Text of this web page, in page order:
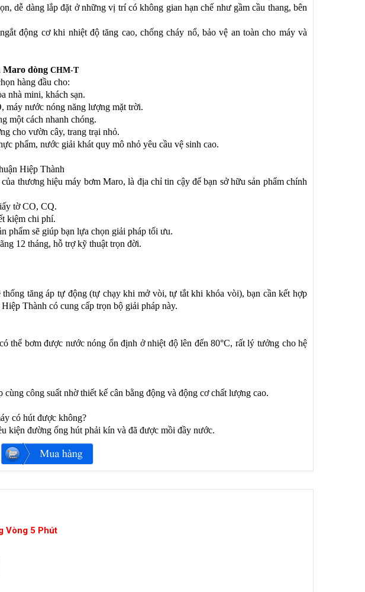
dễ dàng lắp đặt ở những vị trí có không gian hạn chế như gầm cầu thang, bên
động cơ khi nhiệt độ tăng cao, chống cháy nổ, bảo vệ an toàn cho máy và
Maro dòng CHM-T
hàng đầu cho:
nhà mini, khách sạn.
máy nước nóng năng lượng mặt trời.
một cách nhanh chóng.
cho vườn cây, trang trại nhỏ.
phẩm, nước giải khát quy mô nhỏ yêu cầu vệ sinh cao.
Hiệp Thành
thương hiệu máy bơm Maro, là địa chỉ tin cậy để bạn sở hữu sản phẩm chính
tờ CO, CQ.
kiệm chi phí.
phẩm sẽ giúp bạn lựa chọn giải pháp tối ưu.
12 tháng, hỗ trợ kỹ thuật trọn đời.
tăng áp tự động (tự chạy khi mở vòi, tự tắt khi khóa vòi), bạn cần kết hợp
Thành có cung cấp trọn bộ giải pháp này.
thể bơm được nước nóng ổn định ở nhiệt độ lên đến 80°C, rất lý tưởng cho hệ
công suất nhờ thiết kế cân bằng động và động cơ chất lượng cao.
có hút được không?
kiện đường ống hút phải kín và đã được mồi đầy nước.
Vòng 5 Phút